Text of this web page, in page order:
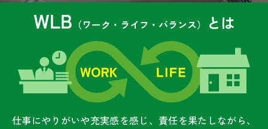
WLB （ワーク・ライフ・バランス） とは
仕事にやりがいや充実感を感じ、責任を果たしながら、